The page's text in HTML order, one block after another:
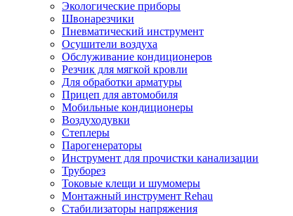
Экологические приборы
Швонарезчики
Пневматический инструмент
Осушители воздуха
Обслуживание кондиционеров
Резчик для мягкой кровли
Для обработки арматуры
Прицеп для автомобиля
Мобильные кондиционеры
Воздуходувки
Степлеры
Парогенераторы
Инструмент для прочистки канализации
Труборез
Токовые клещи и шумомеры
Монтажный инструмент Rehau
Стабилизаторы напряжения